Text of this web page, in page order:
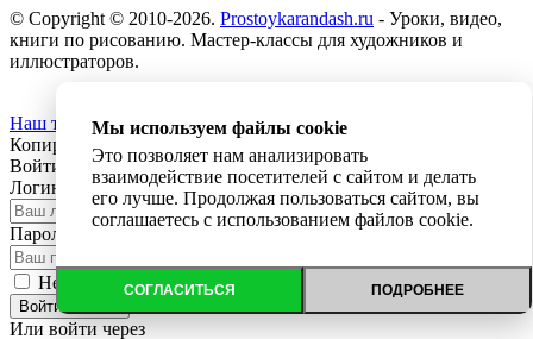
© Copyright © 2010-2026. Prostoykarandash.ru - Уроки, видео,
книги по рисованию. Мастер-классы для художников и
иллюстраторов.
Наш телеграм канал
Копирование текста с сайта запрещено
Войти
Регистрация
Логин:
Пароль:
Не запоминать меня
Войти на сайт
Или войти через
Мы используем файлы cookie
Это позволяет нам анализировать
взаимодействие посетителей с сайтом и делать
его лучше. Продолжая пользоваться сайтом, вы
соглашаетесь с использованием файлов cookie.
СОГЛАСИТЬСЯ ПОДРОБНЕЕ